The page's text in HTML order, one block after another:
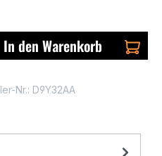
den
In den Warenkorb
Nr.: D9Y32AA